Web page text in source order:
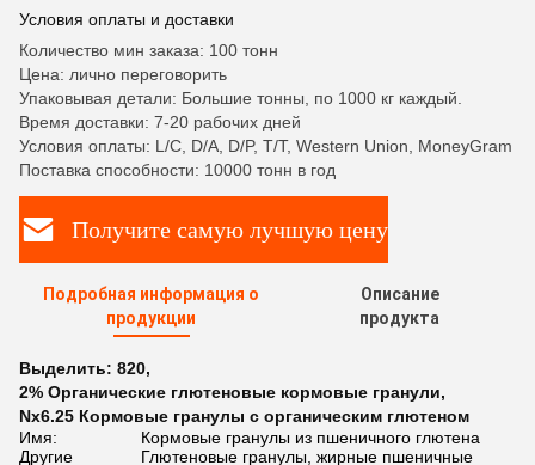
Условия оплаты и доставки
Количество мин заказа: 100 тонн
Цена: лично переговорить
Упаковывая детали: Большие тонны, по 1000 кг каждый.
Время доставки: 7-20 рабочих дней
Условия оплаты: L/C, D/A, D/P, T/T, Western Union, MoneyGram
Поставка способности: 10000 тонн в год
Получите самую лучшую цену
Подробная информация о
продукции
Описание
продукта
Выделить: 820,
2% Органические глютеновые кормовые гранули,
Nx6.25 Кормовые гранулы с органическим глютеном
Имя:
Кормовые гранулы из пшеничного глютена
Другие
Глютеновые гранулы, жирные пшеничные